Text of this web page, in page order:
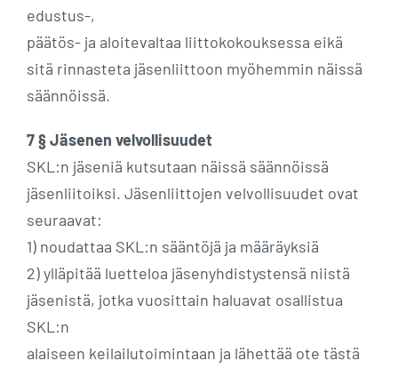
edustus-,
päätös- ja aloitevaltaa liittokokouksessa eikä
sitä rinnasteta jäsenliittoon myöhemmin näissä
säännöissä.
7 § Jäsenen velvollisuudet
SKL:n jäseniä kutsutaan näissä säännöissä
jäsenliitoiksi. Jäsenliittojen velvollisuudet ovat
seuraavat:
1) noudattaa SKL:n sääntöjä ja määräyksiä
2) ylläpitää luetteloa jäsenyhdistystensä niistä
jäsenistä, jotka vuosittain haluavat osallistua
SKL:n
alaiseen keilailutoimintaan ja lähettää ote tästä